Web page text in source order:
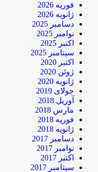
فوریه 2026
ژانویه 2026
دسامبر 2025
نوامبر 2025
اکتبر 2025
سپتامبر 2025
اکتبر 2020
ژوئن 2020
ژانویه 2020
جولای 2019
آوریل 2018
مارس 2018
فوریه 2018
ژانویه 2018
دسامبر 2017
نوامبر 2017
اکتبر 2017
سپتامبر 2017